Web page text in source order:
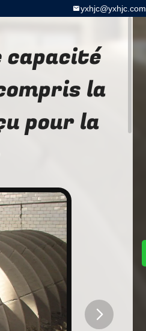
yxhjc@yxhjc.com
capacité
la
pour la